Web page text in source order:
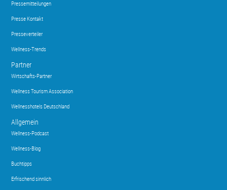
Pressemitteilungen
Presse Kontakt
Presseverteiler
Wellness-Trends
Partner
Wirtschafts-Partner
Wellness Tourism Association
Wellnesshotels Deutschland
Allgemein
Wellness-Podcast
Wellness-Blog
Buchtipps
Erfrischend sinnlich